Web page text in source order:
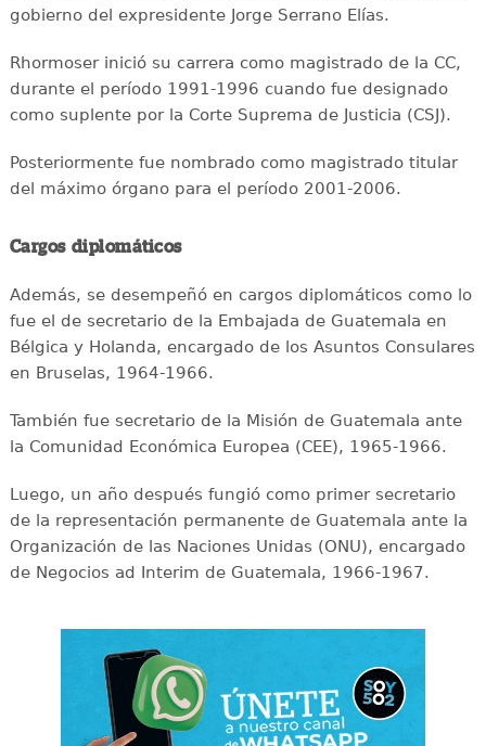
gobierno del expresidente Jorge Serrano Elías.
Rhormoser inició su carrera como magistrado de la CC,
durante el período 1991-1996 cuando fue designado
como suplente por la Corte Suprema de Justicia (CSJ).
Posteriormente fue nombrado como magistrado titular
del máximo órgano para el período 2001-2006.
Cargos diplomáticos
Además, se desempeñó en cargos diplomáticos como lo
fue el de secretario de la Embajada de Guatemala en
Bélgica y Holanda, encargado de los Asuntos Consulares
en Bruselas, 1964-1966.
También fue secretario de la Misión de Guatemala ante
la Comunidad Económica Europea (CEE), 1965-1966.
Luego, un año después fungió como primer secretario
de la representación permanente de Guatemala ante la
Organización de las Naciones Unidas (ONU), encargado
de Negocios ad Interim de Guatemala, 1966-1967.